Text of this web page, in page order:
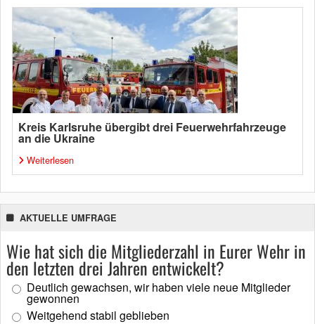
Kreis Karlsruhe übergibt drei Feuerwehrfahrzeuge
an die Ukraine
Weiterlesen
AKTUELLE UMFRAGE
Wie hat sich die Mitgliederzahl in Eurer Wehr in
den letzten drei Jahren entwickelt?
Deutlich gewachsen, wir haben viele neue Mitglieder
gewonnen
Weitgehend stabil geblieben